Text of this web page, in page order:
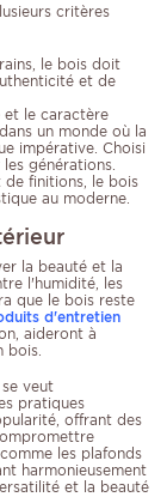
critères
le bois doit
et de
et le caractère
un monde où la
impérative. Choisi
générations.
de finitions, le bois
au moderne.
la beauté et la
l'humidité, les
que le bois reste
d'entretien
aideront à
bois.
veut
pratiques
offrant des
les plafonds
harmonieusement
et la beauté